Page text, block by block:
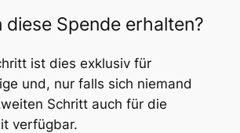
diese Spende erhalten?
ist dies exklusiv für
und, nur falls sich niemand
Schritt auch für die
verfügbar.